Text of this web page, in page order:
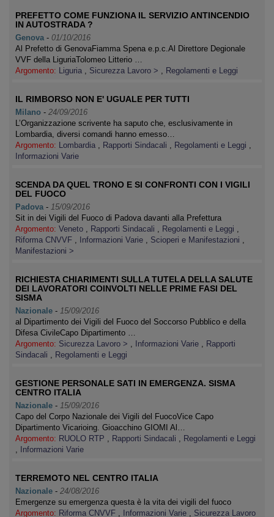
PREFETTO COME FUNZIONA IL SERVIZIO ANTINCENDIO
IN AUTOSTRADA ?
Genova - 01/10/2016
Al Prefetto di GenovaFiamma Spena e.p.c.Al Direttore Degionale
VVF della LiguriaTolomeo Litterio …
Argomento: Liguria , Sicurezza Lavoro > , Regolamenti e Leggi
IL RIMBORSO NON E' UGUALE PER TUTTI
Milano - 24/09/2016
L’Organizzazione scrivente ha saputo che, esclusivamente in
Lombardia, diversi comandi hanno emesso…
Argomento: Lombardia , Rapporti Sindacali , Regolamenti e Leggi ,
Informazioni Varie
SCENDA DA QUEL TRONO E SI CONFRONTI CON I VIGILI
DEL FUOCO
Padova - 15/09/2016
Sit in dei Vigili del Fuoco di Padova davanti alla Prefettura
Argomento: Veneto , Rapporti Sindacali , Regolamenti e Leggi ,
Riforma CNVVF , Informazioni Varie , Scioperi e Manifestazioni ,
Manifestazioni >
RICHIESTA CHIARIMENTI SULLA TUTELA DELLA SALUTE
DEI LAVORATORI COINVOLTI NELLE PRIME FASI DEL
SISMA
Nazionale - 15/09/2016
al Dipartimento dei Vigili del Fuoco del Soccorso Pubblico e della
Difesa CivileCapo Dipartimento …
Argomento: Sicurezza Lavoro > , Informazioni Varie , Rapporti
Sindacali , Regolamenti e Leggi
GESTIONE PERSONALE SATI IN EMERGENZA. SISMA
CENTRO ITALIA
Nazionale - 15/09/2016
Capo del Corpo Nazionale dei Vigili del FuocoVice Capo
Dipartimento Vicarioing. Gioacchino GIOMI Al…
Argomento: RUOLO RTP , Rapporti Sindacali , Regolamenti e Leggi
,
Informazioni Varie
TERREMOTO NEL CENTRO ITALIA
Nazionale - 24/08/2016
Emergenze su emergenza questa è la vita dei vigili del fuoco
Argomento: Riforma CNVVF , Informazioni Varie , Sicurezza Lavoro